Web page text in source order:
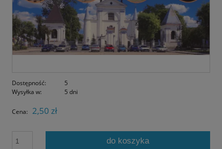
Dostępność:
5
Wysyłka w:
5 dni
Cena: 2,50 zł
do koszyka